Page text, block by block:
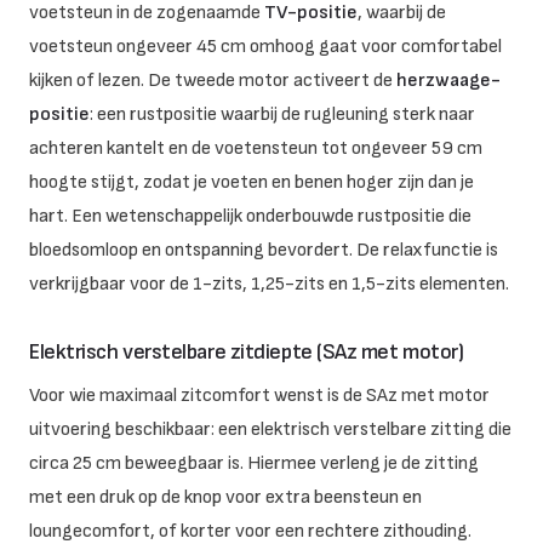
voetsteun in de zogenaamde TV-positie, waarbij de
voetsteun ongeveer 45 cm omhoog gaat voor comfortabel
kijken of lezen. De tweede motor activeert de herzwaage-
positie: een rustpositie waarbij de rugleuning sterk naar
achteren kantelt en de voetensteun tot ongeveer 59 cm
hoogte stijgt, zodat je voeten en benen hoger zijn dan je
hart. Een wetenschappelijk onderbouwde rustpositie die
bloedsomloop en ontspanning bevordert. De relaxfunctie is
verkrijgbaar voor de 1-zits, 1,25-zits en 1,5-zits elementen.
Elektrisch verstelbare zitdiepte (SAz met motor)
Voor wie maximaal zitcomfort wenst is de SAz met motor
uitvoering beschikbaar: een elektrisch verstelbare zitting die
circa 25 cm beweegbaar is. Hiermee verleng je de zitting
met een druk op de knop voor extra beensteun en
loungecomfort, of korter voor een rechtere zithouding.